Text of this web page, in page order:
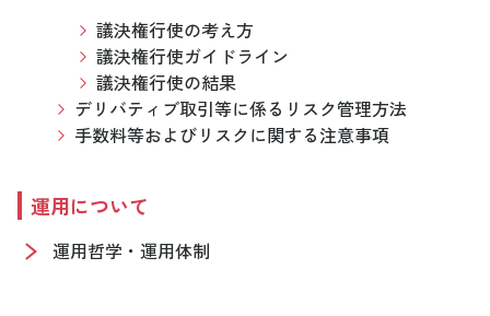
議決権行使の考え方
議決権行使ガイドライン
議決権行使の結果
デリバティブ取引等に係るリスク管理方法
手数料等およびリスクに関する注意事項
運用について
運用哲学・運用体制